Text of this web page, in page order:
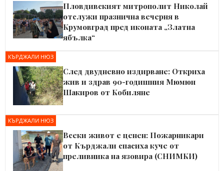
Пловдивският митрополит Николай
отслужи празнична вечерня в
Крумовград пред иконата „Златна
ябълка“
КЪРДЖАЛИ НЮЗ
След двудневно издирване: Откриха
жив и здрав 90-годишния Мюмюн
Шакиров от Кобиляне
КЪРДЖАЛИ НЮЗ
Всеки живот е ценен: Пожарникари
от Кърджали спасиха куче от
преливника на язовира (СНИМКИ)